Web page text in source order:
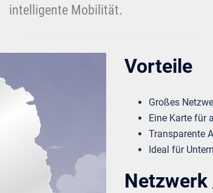
intelligente Mobilität.
Vorteile
Großes
Eine Karte für
Transparente
Ideal für